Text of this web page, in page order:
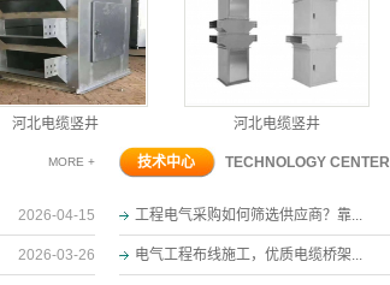
河北电缆竖井 河北电缆竖井
MORE +
2026-04-15
2026-03-26
技术中心 TECHNOLOGY CENTER
工程电气采购如何筛选供应商？靠...
电气工程布线施工，优质电缆桥架...